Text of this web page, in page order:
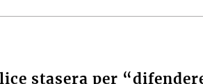
dalla sabbia»: la Dakar da vedere
di Imola